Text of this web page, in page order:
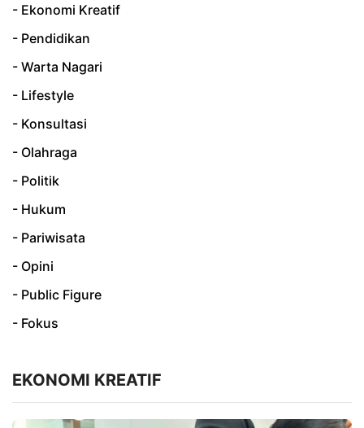
- Ekonomi Kreatif
- Pendidikan
- Warta Nagari
- Lifestyle
- Konsultasi
- Olahraga
- Politik
- Hukum
- Pariwisata
- Opini
- Public Figure
- Fokus
EKONOMI KREATIF